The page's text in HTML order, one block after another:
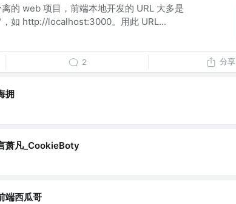
的 web 项目，前端本地开发的 URL 大多是
如 http://localhost:3000。用此 URL...
2 分享
拥
萧凡_CookieBoty
端西瓜哥